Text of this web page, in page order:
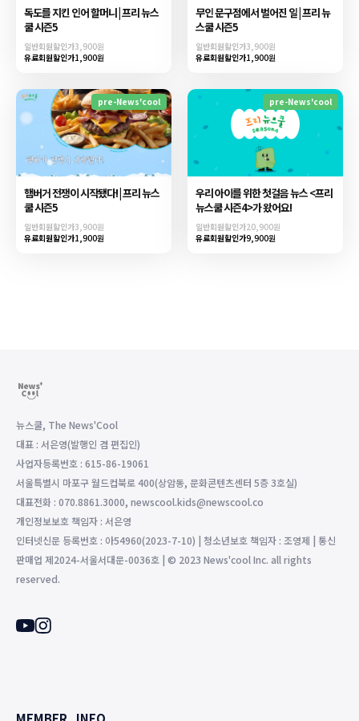
독도를 지킨 인어 할머니 | 프리 뉴스
쿨 시즌5
일반회원할인가3,900원
유료회원할인가1,900원
무인 문구점에서 벌어진 일 | 프리 뉴
스쿨 시즌5
일반회원할인가3,900원
유료회원할인가1,900원
pre-News'cool
햄버거 전쟁이 시작됐다! | 프리 뉴스
쿨 시즌5
일반회원할인가3,900원
유료회원할인가1,900원
pre-News'cool
우리 아이를 위한 첫걸음 뉴스 <프리
뉴스쿨 시즌4>가 왔어요!
일반회원할인가20,900원
유료회원할인가9,900원
뉴스쿨, The News'Cool
대표 : 서은영(발행인 겸 편집인)
사업자등록번호 : 615-86-19061
서울특별시 마포구 월드컵북로 400(상암동, 문화콘텐츠센터 5층 3호실)
대표전화 : 070.8861.3000, newscool.kids@newscool.co
개인정보보호 책임자 : 서은영
인터넷신문 등록번호 : 아54960(2023-7-10) | 청소년보호 책임자 : 조영제 | 통신
판매업 제2024-서울서대문-0036호 | © 2023 News'cool Inc. all rights
reserved.